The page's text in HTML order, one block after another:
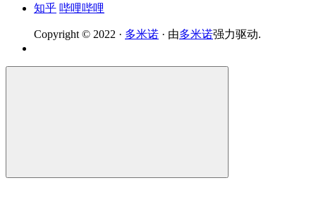
知乎 哔哩哔哩
Copyright © 2022 · 多米诺 · 由多米诺强力驱动.